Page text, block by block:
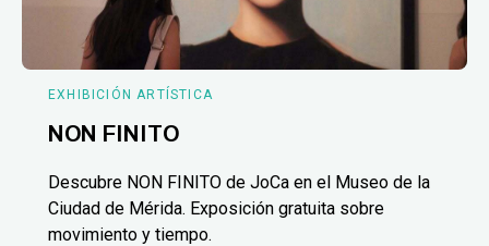
EXHIBICIÓN ARTÍSTICA
NON FINITO
Descubre NON FINITO de JoCa en el Museo de la
Ciudad de Mérida. Exposición gratuita sobre
movimiento y tiempo.